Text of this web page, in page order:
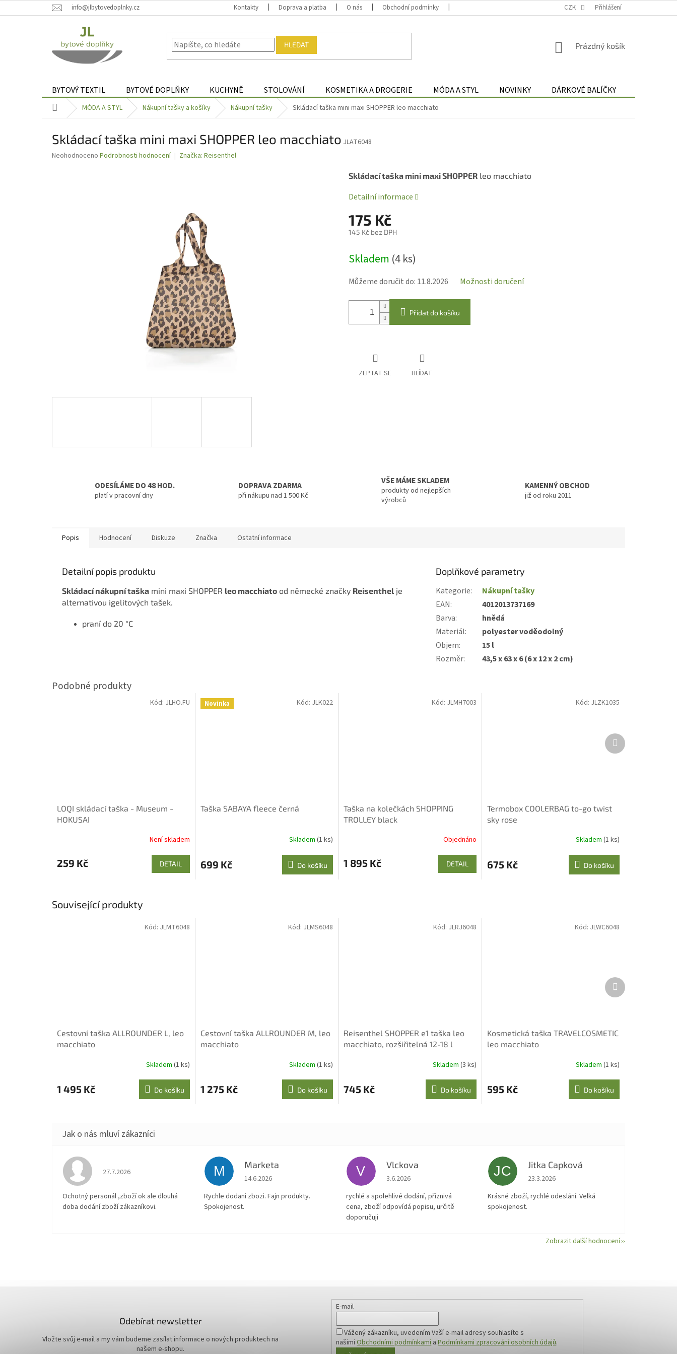
na
info@jlbytovedoplnky.cz Kontakty Doprava a platba O nás Obchodní podmínky Odstoupení od smlouvy
CZK Přihlášení
HLEDAT
NÁKUPNÍ
Prázdný košík
BYTOVÝ TEXTIL BYTOVÉ DOPLŇKY KUCHYNĚ STOLOVÁNÍ KOSMETIKA A DROGERIE MÓDA A STYL NOVINKY DÁRKOVÉ BALÍČKY
Domů MÓDA A STYL Nákupní tašky a košíky Nákupní tašky Skládací taška mini maxi SHOPPER leo macchiato
Skládací taška mini maxi SHOPPER leo macchiato JLAT6048
Průměrné
Neohodnoceno Podrobnosti hodnocení Značka: Reisenthel
175 Kč
145 Kč bez DPH
cena:
Skladem (4 ks)
Můžeme doručit do: 11.8.2026 Možnosti doručení
Přidat do košíku
Skládací taška mini maxi SHOPPER leo macchiato
Detailní informace
ZEPTAT SE HLÍDAT
ODESÍLÁME DO 48 HOD.
platí v pracovní dny
DOPRAVA ZDARMA
při nákupu nad 1 500 Kč
VŠE MÁME SKLADEM
produkty od nejlepších
výrobců
KAMENNÝ OBCHOD
již od roku 2011
Popis Hodnocení Diskuze Značka Ostatní informace
Detailní popis produktu
Skládací nákupní taška mini maxi SHOPPER leo macchiato od německé značky Reisenthel je
alternativou igelitových tašek.
praní do 20 °C
Doplňkové parametry
Kategorie:
Nákupní tašky
EAN:
4012013737169
Barva:
hnědá
Materiál:
polyester voděodolný
Objem:
15 l
Rozměr: 43,5 x 63 x 6 (6 x 12 x 2 cm)
LOQI skládací taška - Museum -
HOKUSAI
Není skladem
259 Kč DETAIL
Kód: JLHO.FU Novinka
Taška SABAYA fleece černá
Skladem (1 ks)
699 Kč Do košíku
Kód: JLK022
Taška na kolečkách SHOPPING
TROLLEY black
Objednáno
1 895 Kč DETAIL
Kód: JLMH7003
Termobox COOLERBAG to-go twist
sky rose
Skladem (1 ks)
675 Kč Do košíku
Kód: JLZK1035
Další
produkt
Související produkty
Cestovní taška ALLROUNDER L, leo
macchiato
Skladem (1 ks)
1 495 Kč Do košíku
Kód: JLMT6048
Cestovní taška ALLROUNDER M, leo
macchiato
Skladem (1 ks)
1 275 Kč Do košíku
Kód: JLMS6048
Reisenthel SHOPPER e1 taška leo
macchiato, rozšiřitelná 12-18 l
Skladem (3 ks)
745 Kč Do košíku
Kód: JLRJ6048
Kosmetická taška TRAVELCOSMETIC
leo macchiato
Skladem (1 ks)
595 Kč Do košíku
Kód: JLWC6048
Další
produkt
Hodnocení obchodu je 4 z 5 hvězdiček.
27.7.2026
Ochotný personál ,zboží ok ale dlouhá
doba dodání zboží zákazníkovi.
M Marketa
Hodnocení obchodu je 5 z 5 hvězdiček.
14.6.2026
Rychle dodani zbozi. Fajn produkty.
Spokojenost.
V Vlckova
Hodnocení obchodu je 5 z 5 hvězdiček.
3.6.2026
rychlé a spolehlivé dodání, příznivá
cena, zboží odpovídá popisu, určitě
doporučuji
JC Jitka Capková
Hodnocení obchodu je 5 z 5 hvězdiček.
23.3.2026
Krásné zboží, rychlé odeslání. Velká
spokojenost.
Zobrazit další hodnocení
Odebírat newsletter
Vložte svůj e-mail a my vám budeme zasílat informace o nových produktech na
našem e-shopu.
E-mail
Vážený zákazníku, uvedením Vaší e-mail adresy souhlasíte s
našimiObchodními podmínkamiaPodmínkami zpracování osobních údajů.